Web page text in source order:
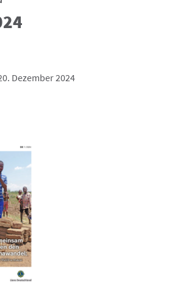
Dezember 2024